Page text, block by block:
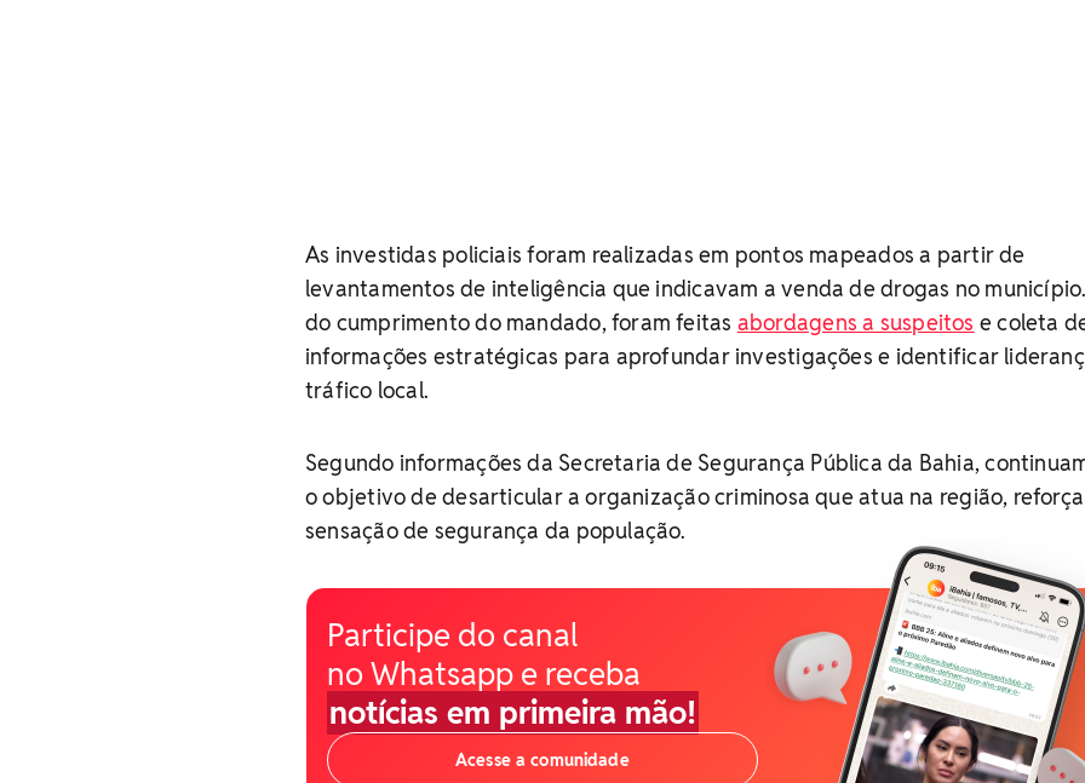
As investidas policiais foram realizadas em pontos mapeados a partir de
levantamentos de inteligência que indicavam a venda de drogas no
do cumprimento do mandado, foram feitas abordagens a suspeitos e coleta
informações estratégicas para aprofundar investigações e identificar
tráfico local.
Segundo informações da Secretaria de Segurança Pública da Bahia,
o objetivo de desarticular a organização criminosa que atua na região,
sensação de segurança da população.
Participe do canal
no Whatsapp e receba
notícias em primeira mão!
Acesse a comunidade